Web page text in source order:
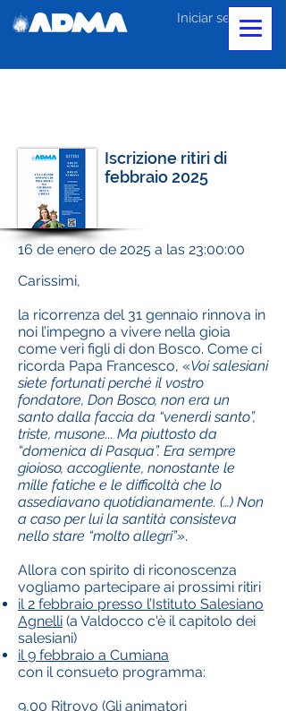
Iniciar sesión
Iscrizione ritiri di
febbraio 2025
16 de enero de 2025 a las 23:00:00
Carissimi,
la ricorrenza del 31 gennaio rinnova in
noi l’impegno a vivere nella gioia
come veri figli di don Bosco. Come ci
ricorda Papa Francesco, «Voi salesiani
siete fortunati perché il vostro
fondatore, Don Bosco, non era un
santo dalla faccia da “venerdì santo”,
triste, musone... Ma piuttosto da
“domenica di Pasqua”. Era sempre
gioioso, accogliente, nonostante le
mille fatiche e le difficoltà che lo
assediavano quotidianamente. (…) Non
a caso per lui la santità consisteva
nello stare “molto allegri”».
Allora con spirito di riconoscenza
vogliamo partecipare ai prossimi ritiri
il 2 febbraio presso l’Istituto Salesiano
Agnelli (a Valdocco c'è il capitolo dei
salesiani)
il 9 febbraio a Cumiana
con il consueto programma:
9,00 Ritrovo (Gli animatori